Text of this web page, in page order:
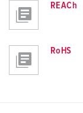
REACh
RoHS